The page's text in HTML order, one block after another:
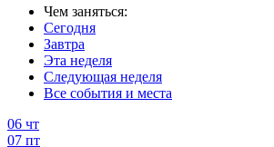
Чем заняться:
Сегодня
Завтра
Эта неделя
Следующая неделя
Все события и места
06 чт
07 пт